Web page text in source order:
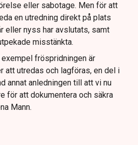
eller sabotage. Men för att
en utredning direkt på plats
eller nyss har avslutats, samt
misstänkta.
fröspridningen är
att utredas och lagföras, en del i
annat anledningen till att vi nu
för att dokumentera och säkra
Mann.